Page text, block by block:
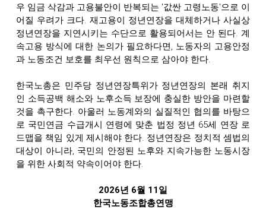
우 임금 삭감과 고용불안이 반복되는 '값싼 고령노동'으로 이
어질 우려가 크다. 재고용이 정년연장을 대체하거나 사실상
정년연장을 지연시키는 수단으로 활용되어서는 안 된다. 계
속고용 방식에 대한 논의가 필요하다면, 노동자의 고용안정
과 노동조건 보호를 최우선 원칙으로 삼아야 한다.
한국노총은 민주당 정년연장특위가 정년연장의 본래 취지
인 소득공백 해소와 노후소득 보장에 충실한 방안을 마련할
것을 촉구한다. 아울러 노동계와의 실질적인 협의를 바탕으
로 국민연금 수급개시 연령에 맞춘 법정 정년 65세 연장 로
드맵을 책임 있게 제시해야 한다. 정년연장은 정치적 셈법의
대상이 아니라, 국민의 안정된 노후와 지속가능한 노동시장
을 위한 사회적 약속이어야 한다.
2026년 6월 11일
한국노동조합총연맹